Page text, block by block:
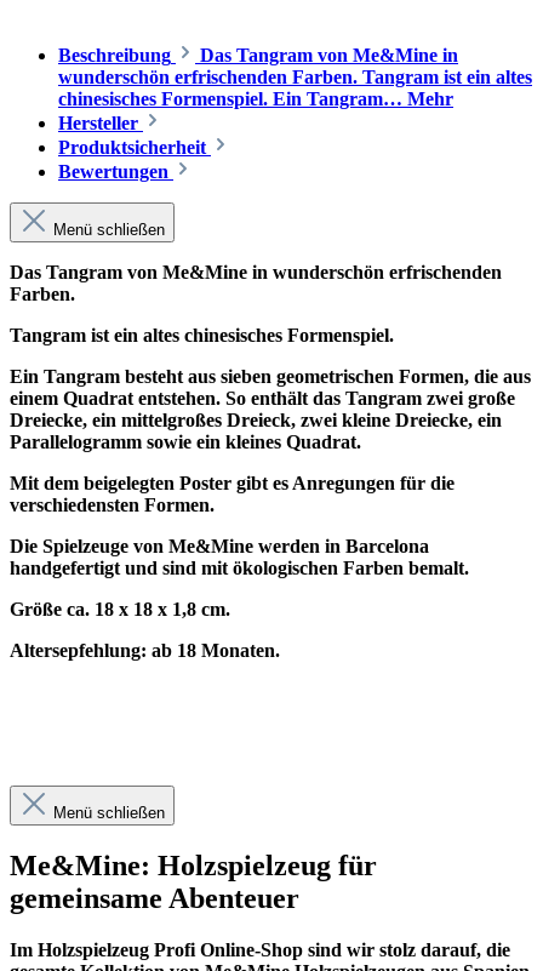
Beschreibung
Das Tangram von Me&Mine in
wunderschön erfrischenden Farben. Tangram ist ein altes
chinesisches Formenspiel. Ein Tangram… Mehr
Hersteller
Produktsicherheit
Bewertungen
Menü schließen
Das Tangram von Me&Mine in wunderschön erfrischenden
Farben.
Tangram ist ein altes chinesisches Formenspiel.
Ein Tangram besteht aus sieben geometrischen Formen, die aus
einem Quadrat entstehen. So enthält das Tangram zwei große
Dreiecke, ein mittelgroßes Dreieck, zwei kleine Dreiecke, ein
Parallelogramm sowie ein kleines Quadrat.
Mit dem beigelegten Poster gibt es Anregungen für die
verschiedensten Formen.
Die Spielzeuge von Me&Mine werden in Barcelona
handgefertigt und sind mit ökologischen Farben bemalt.
Größe ca. 18 x 18 x 1,8 cm.
Altersepfehlung: ab 18 Monaten.
Menü schließen
Me&Mine: Holzspielzeug für
gemeinsame Abenteuer
Im Holzspielzeug Profi Online-Shop sind wir stolz darauf, die